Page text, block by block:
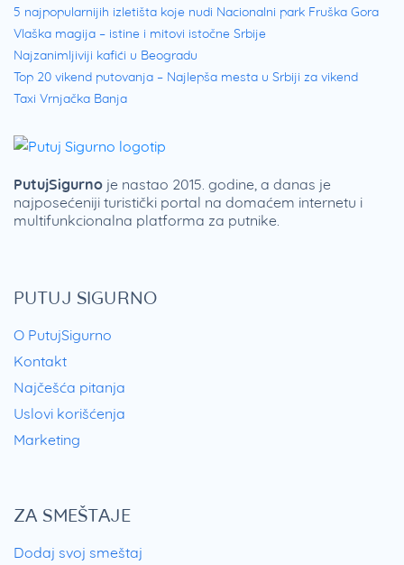
5 najpopularnijih izletišta koje nudi Nacionalni park Fruška Gora
Vlaška magija – istine i mitovi istočne Srbije
Najzanimljiviji kafići u Beogradu
Top 20 vikend putovanja – Najlepša mesta u Srbiji za vikend
Taxi Vrnjačka Banja
PUTUJ SIGURNO
O PutujSigurno
Kontakt
Najčešća pitanja
Uslovi korišćenja
Marketing
ZA SMEŠTAJE
Dodaj svoj smeštaj
PutujSigurno je nastao 2015. godine, a danas je
najposećeniji turistički portal na domaćem internetu i
multifunkcionalna platforma za putnike.